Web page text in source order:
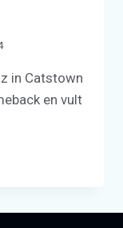
in Catstown
en vult